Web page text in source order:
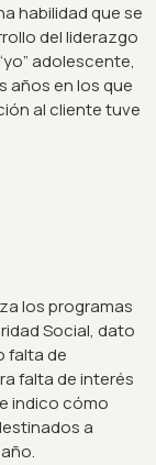
habilidad que se
del liderazgo
adolescente,
años en los que
al cliente tuve
los programas
Social, dato
falta de
falta de interés
indico cómo
a